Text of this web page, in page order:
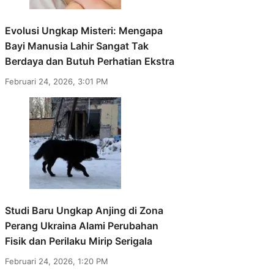
Evolusi Ungkap Misteri: Mengapa
Bayi Manusia Lahir Sangat Tak
Berdaya dan Butuh Perhatian Ekstra
Februari 24, 2026, 3:01 PM
Studi Baru Ungkap Anjing di Zona
Perang Ukraina Alami Perubahan
Fisik dan Perilaku Mirip Serigala
Februari 24, 2026, 1:20 PM